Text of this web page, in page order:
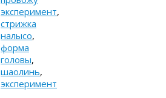
эксперимент,
стрижка
налысо,
форма
головы,
шаолинь,
эксперимент